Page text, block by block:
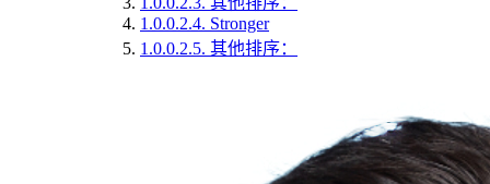
1.0.0.2.4. Stronger
1.0.0.2.5. 其他排序：